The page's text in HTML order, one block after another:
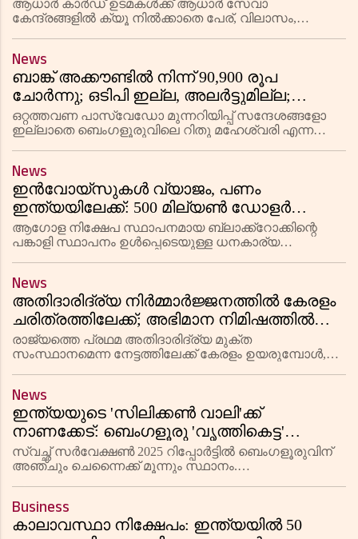
ആധാർ കാർഡ് ഉടമകൾക്ക് ആധാർ സേവാ
കേന്ദ്രങ്ങളിൽ ക്യൂ നിൽക്കാതെ പേര്, വിലാസം,
മൊബൈൽ ആപ്ലിക്കേഷൻ 2025 അവസാനത്തോടെ
പുറത്തിറക്
News
ബാങ്ക് അക്കൗണ്ടിൽ നിന്ന് 90,900 രൂപ
ചോർന്നു; ഒടിപി ഇല്ല, അലർട്ടുമില്ല;
ഞെട്ടിത്തരിച്ച് യുവതി
ഒറ്റത്തവണ പാസ്‌വേഡോ മുന്നറിയിപ്പ് സന്ദേശങ്ങളോ
ഇല്ലാതെ ബെംഗളൂരുവിലെ റിതു മഹേശ്വരി എന്ന
ഇടപാടുകൾക്ക് ബാങ്ക് അ
News
ഇൻവോയ്‌സുകൾ വ്യാജം, പണം
ഇന്ത്യയിലേക്ക്: 500 മില്യൺ ഡോളർ
വായ്പാ തട്ടിപ്പിന്റെ ചുരുളഴിയുന്നു
ആഗോള നിക്ഷേപ സ്ഥാപനമായ ബ്ലാക്ക്‌റോക്കിന്റെ
പങ്കാളി സ്ഥാപനം ഉൾപ്പെടെയുള്ള ധനകാര്യ
ഡോളറിലധികം വായ്പാ തട്ട
News
അതിദാരിദ്ര്യ നിര്‍മ്മാർജ്ജനത്തിൽ കേരളം
ചരിത്രത്തിലേക്ക്; അഭിമാന നിമിഷത്തിൽ
വികാരനിർഭരമായി അനുപമ
ടിവി ഐഎഎസ്
രാജ്യത്തെ പ്രഥമ അതിദാരിദ്ര്യ മുക്ത
സംസ്ഥാനമെന്ന നേട്ടത്തിലേക്ക് കേരളം ഉയരുമ്പോൾ,
പങ്കുവെച്ചു. ഇത് ഒരു ഭരണപരിപാടിയായിരു
News
ഇന്ത്യയുടെ 'സിലിക്കൺ വാലി'ക്ക്
നാണക്കേട്: ബെംഗളൂരു 'വൃത്തികെട്ട'
നഗരങ്ങളുടെ പട്ടികയിൽ അഞ്ചാമത്!
സ്വച്ഛ് സർവേക്ഷൺ 2025 റിപ്പോർട്ടിൽ ബെംഗളൂരുവിന്
അഞ്ചും ചെന്നൈക്ക് മൂന്നും സ്ഥാനം.
സൂറത്ത് മികച്ച പ്രകടനം തുടർന്നു.
Business
കാലാവസ്ഥാ നിക്ഷേപം: ഇന്ത്യയിൽ 50